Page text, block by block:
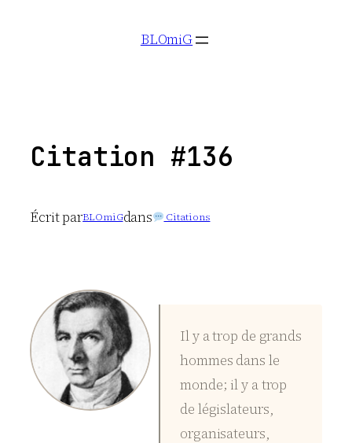
BLOmiG
Citation #136
Écrit parBLOmiGdans Citations
Il y a trop de grands
hommes dans le
monde; il y a trop
de législateurs,
organisateurs,